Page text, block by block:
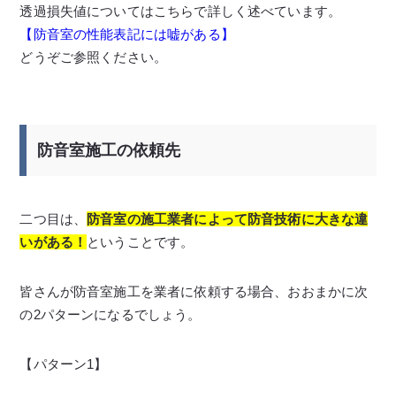
透過損失値についてはこちらで詳しく述べています。
【防音室の性能表記には嘘がある】
どうぞご参照ください。
防音室施工の依頼先
二つ目は、
防音室の施工業者によって防音技術に大きな違
いがある！ ということです。
皆さんが防音室施工を業者に依頼する場合、おおまかに次
の2パターンになるでしょう。
【パターン1】